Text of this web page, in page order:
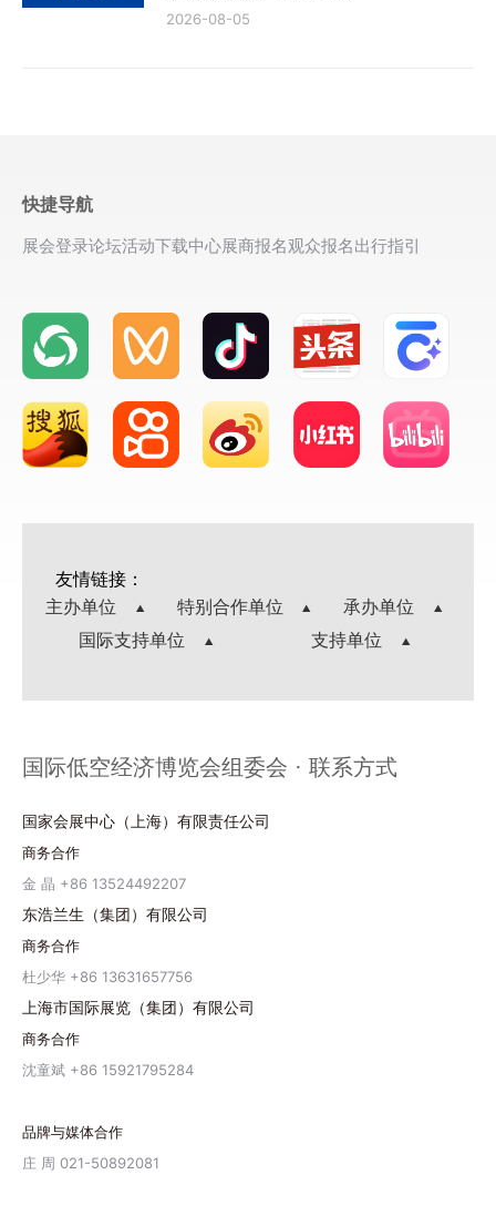
2026-08-05
快捷导航
展会登录论坛活动下载中心展商报名观众报名出行指引
友情链接：
主办单位
特别合作单位
承办单位
国际支持单位
支持单位
国际低空经济博览会组委会 · 联系方式
国家会展中心（上海）有限责任公司
商务合作
金 晶 +86 13524492207
东浩兰生（集团）有限公司
商务合作
杜少华 +86 13631657756
上海市国际展览（集团）有限公司
商务合作
沈童斌 +86 15921795284
品牌与媒体合作
庄 周 021-50892081